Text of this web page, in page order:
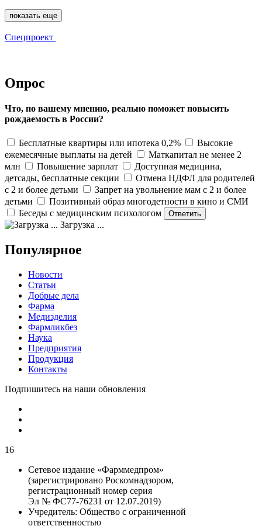
показать еще
Спецпроект
Опрос
Что, по вашему мнению, реально поможет повысить
рождаемость в России?
Бесплатные квартиры или ипотека 0,2%
Высокие
ежемесячные выплаты на детей
Маткапитал не менее 2
млн
Повышение зарплат
Доступная медицина,
детсады, бесплатные секции
Отмена НДФЛ для родителей
с 2 и более детьми
Запрет на увольнение мам с 2 и более
детьми
Позитивный образ многодетности в кино и СМИ
Беседы с медицинским психологом
Загрузка ...
Популярное
Новости
Статьи
Добрые дела
Фарма
Медизделия
Фармликбез
Наука
Предприятия
Продукция
Контакты
Подпишитесь на наши обновления
16
Сетевое издание «Фарммедпром»
(зарегистрировано Роскомнадзором,
регистрационный номер серия
Эл № ФС77-76231 от 12.07.2019)
Учредитель: Общество с ограниченной
ответственностью